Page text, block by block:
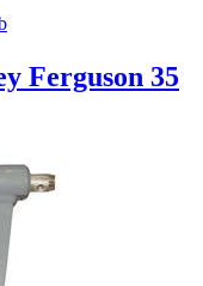
Ferguson 35